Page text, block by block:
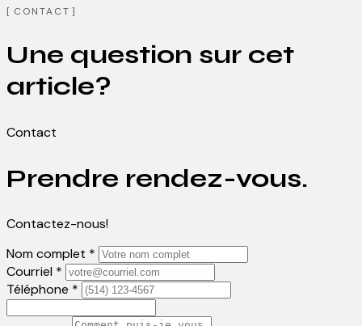
CONTACT
Une question sur cet
article?
Contact
Prendre rendez-vous.
Contactez-nous!
Nom complet *
Courriel *
Téléphone *